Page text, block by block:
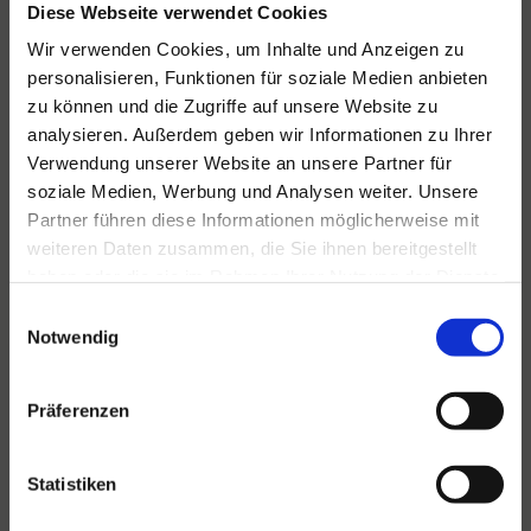
Diese Webseite verwendet Cookies
Wir verwenden Cookies, um Inhalte und Anzeigen zu
personalisieren, Funktionen für soziale Medien anbieten
zu können und die Zugriffe auf unsere Website zu
analysieren. Außerdem geben wir Informationen zu Ihrer
Verwendung unserer Website an unsere Partner für
soziale Medien, Werbung und Analysen weiter. Unsere
Partner führen diese Informationen möglicherweise mit
weiteren Daten zusammen, die Sie ihnen bereitgestellt
Notwendig
Präferenzen
Statistiken
Für alle Ihre Veranstaltungen
und Feste
Hansen Events ist Ihr Partner für
Veranstaltungen von groß bis klein.
Lesen Sie mehr